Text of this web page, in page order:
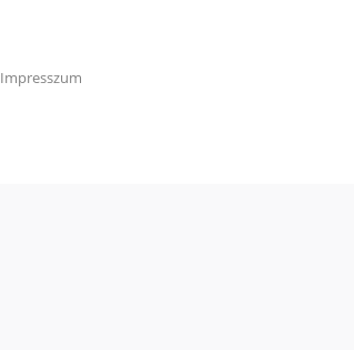
Impresszum